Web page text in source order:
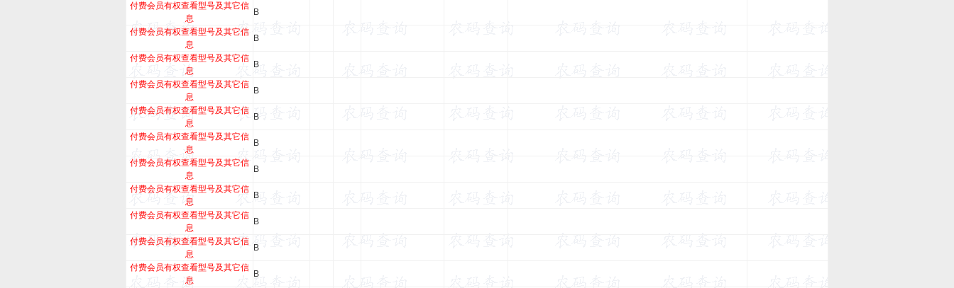
付费会员有权查看型号及其它信
息
B
付费会员有权查看型号及其它信
息
B
付费会员有权查看型号及其它信
息
B
付费会员有权查看型号及其它信
息
B
付费会员有权查看型号及其它信
息
B
付费会员有权查看型号及其它信
息
B
付费会员有权查看型号及其它信
息
B
付费会员有权查看型号及其它信
息
B
付费会员有权查看型号及其它信
息
B
付费会员有权查看型号及其它信
息
B
付费会员有权查看型号及其它信
息
B